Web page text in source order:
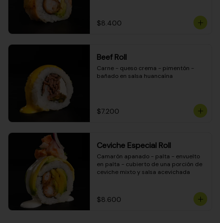
$8.400
Beef Roll
Carne - queso crema - pimentón -
bañado en salsa huancaína
$7.200
Ceviche Especial Roll
Camarón apanado - palta - envuelto
en palta - cubierto de una porción de
ceviche mixto y salsa acevichada
$8.600